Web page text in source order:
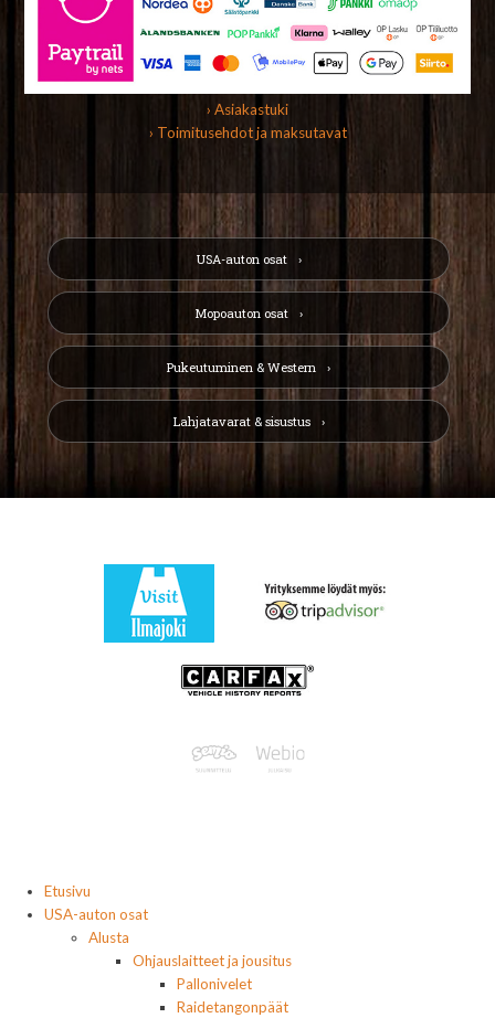
› Asiakastuki
› Toimitusehdot ja maksutavat
USA-auton osat
Mopoauton osat
Pukeutuminen & Western
Lahjatavarat & sisustus
Etusivu
USA-auton osat
Alusta
Ohjauslaitteet ja jousitus
Pallonivelet
Raidetangonpäät